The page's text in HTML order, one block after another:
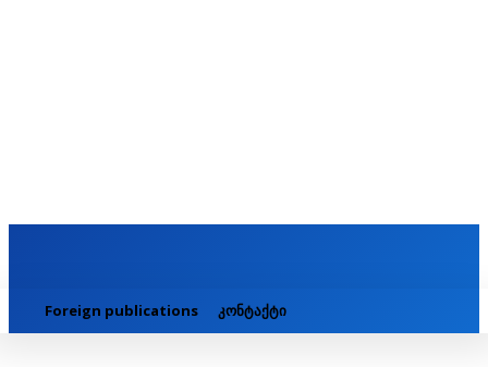
Foreign publications კონტაქტი